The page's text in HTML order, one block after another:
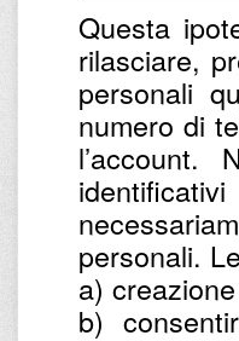
Questa
rilasciare,
personali
numero di
personali. Le
a)
b)